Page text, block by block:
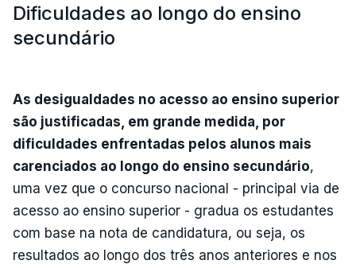
Dificuldades ao longo do ensino
secundário
As desigualdades no acesso ao ensino superior
são justificadas, em grande medida, por
dificuldades enfrentadas pelos alunos mais
carenciados ao longo do ensino secundário,
uma vez que o concurso nacional - principal via de
acesso ao ensino superior - gradua os estudantes
com base na nota de candidatura, ou seja, os
resultados ao longo dos três anos anteriores e nos